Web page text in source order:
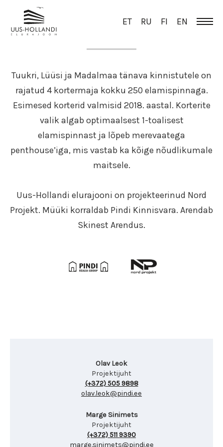
ET RU FI EN
ÜLEVAADE
Tuukri, Lüüsi ja Madalmaa tänava kinnistutele on
rajatud 4 kortermaja kokku 250 elamispinnaga.
Esimesed korterid valmisid 2018. aastal. Korterite
valik algab optimaalsest 1-toalisest
elamispinnast ja lõpeb merevaatega
penthouse’iga, mis vastab ka kõige nõudlikumale
maitsele.
Uus-Hollandi elurajooni on projekteerinud Nord
Projekt. Müüki korraldab Pindi Kinnisvara. Arendab
Skinest Arendus.
Olav Leok
Projektijuht
(+372) 505 9898
olav.leok@pindi.ee
Marge Sinimets
Projektijuht
(+372) 511 9390
marge.sinimets@pindi.ee